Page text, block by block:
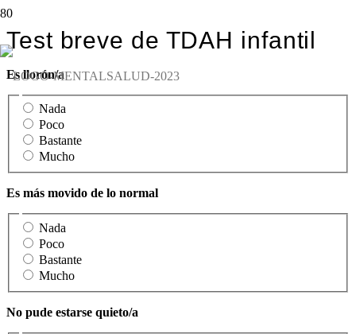
Test breve de TDAH infantil
Es llorón/a
Nada
Poco
Bastante
Mucho
Es más movido de lo normal
Nada
Poco
Bastante
Mucho
No pude estarse quieto/a